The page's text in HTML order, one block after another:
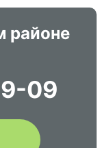
районе
09